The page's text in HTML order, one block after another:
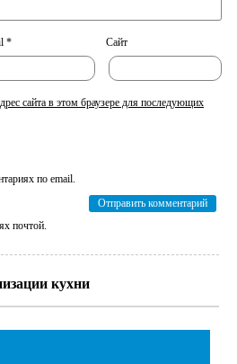
* Сайт
сайта в этом браузере для последующих
по email.
почтой.
кухни